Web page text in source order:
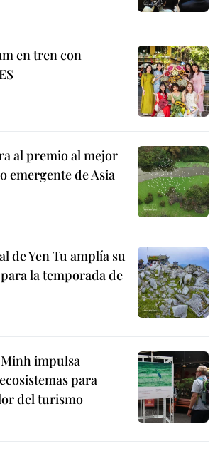
en tren con
al premio al mejor
emergente de Asia
de Yen Tu amplía su
la temporada de
impulsa
para
del turismo